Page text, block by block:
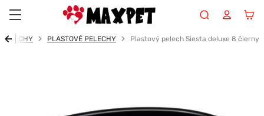
PELECHY PLASTOVÉ PELECHY Plastový pelech Siesta deluxe 8 čierny